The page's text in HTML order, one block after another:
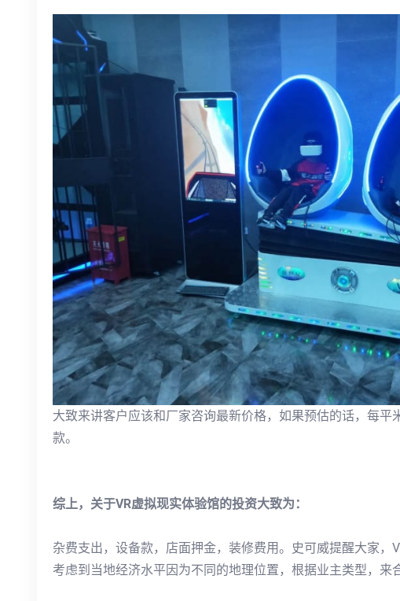
大致来讲客户应该和厂家咨询最新价格，如果预估的话，每平
款。
综上，关于VR虚拟现实体验馆的投资大致为：
杂费支出，设备款，店面押金，装修费用。史可威提醒大家，
考虑到当地经济水平因为不同的地理位置，根据业主类型，来